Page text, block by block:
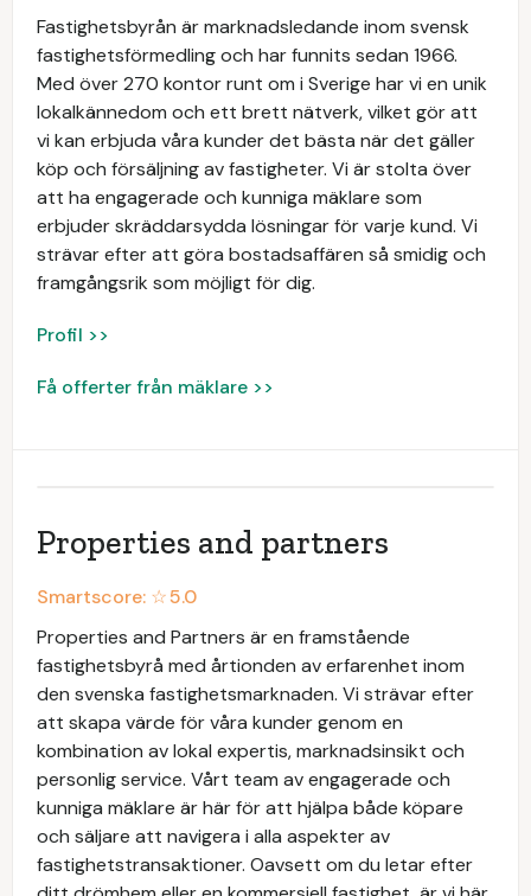
Fastighetsbyrån är marknadsledande inom svensk
fastighetsförmedling och har funnits sedan 1966.
Med över 270 kontor runt om i Sverige har vi en unik
lokalkännedom och ett brett nätverk, vilket gör att
vi kan erbjuda våra kunder det bästa när det gäller
köp och försäljning av fastigheter. Vi är stolta över
att ha engagerade och kunniga mäklare som
erbjuder skräddarsydda lösningar för varje kund. Vi
strävar efter att göra bostadsaffären så smidig och
framgångsrik som möjligt för dig.
Profil >>
Få offerter från mäklare >>
Properties and partners
Smartscore: ☆5.0
Properties and Partners är en framstående
fastighetsbyrå med årtionden av erfarenhet inom
den svenska fastighetsmarknaden. Vi strävar efter
att skapa värde för våra kunder genom en
kombination av lokal expertis, marknadsinsikt och
personlig service. Vårt team av engagerade och
kunniga mäklare är här för att hjälpa både köpare
och säljare att navigera i alla aspekter av
fastighetstransaktioner. Oavsett om du letar efter